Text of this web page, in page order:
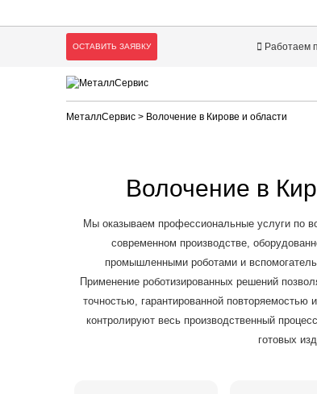
ОСТАВИТЬ ЗАЯВКУ Работаем
МеталлСервис > Волочение в Кирове и области
Волочение в
Мы оказываем профессиональные услуги по
современном производстве,
промышленными роботами и
Применение роботизированных решений
точностью, гарантированной
контролируют весь производственный
готовых